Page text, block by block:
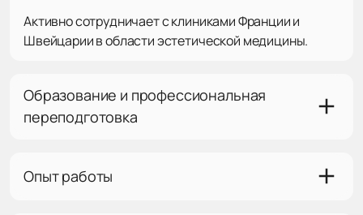
Активно сотрудничает с клиниками Франции и
Швейцарии в области эстетической медицины.
Образование и профессиональная
переподготовка
Опыт работы